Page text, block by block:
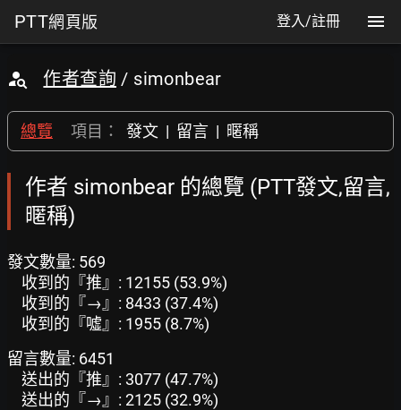
PTT網頁版 登入/註冊
作者查詢 / simonbear
總覽 項目： 發文 | 留言 | 暱稱
作者 simonbear 的總覽 (PTT發文,留言,
暱稱)
發文數量: 569
收到的『推』: 12155 (53.9%)
收到的『→』: 8433 (37.4%)
收到的『噓』: 1955 (8.7%)
留言數量: 6451
送出的『推』: 3077 (47.7%)
送出的『→』: 2125 (32.9%)